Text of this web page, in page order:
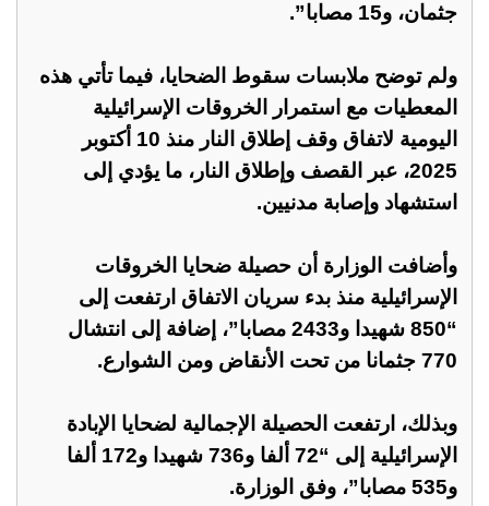
جثمان، و15 مصابا”.
ولم توضح ملابسات سقوط الضحايا، فيما تأتي هذه
المعطيات مع استمرار الخروقات الإسرائيلية
اليومية لاتفاق وقف إطلاق النار منذ 10 أكتوبر
2025، عبر القصف وإطلاق النار، ما يؤدي إلى
استشهاد وإصابة مدنيين.
وأضافت الوزارة أن حصيلة ضحايا الخروقات
الإسرائيلية منذ بدء سريان الاتفاق ارتفعت إلى
“850 شهيدا و2433 مصابا”، إضافة إلى انتشال
770 جثمانا من تحت الأنقاض ومن الشوارع.
وبذلك، ارتفعت الحصيلة الإجمالية لضحايا الإبادة
الإسرائيلية إلى “72 ألفا و736 شهيدا و172 ألفا
و535 مصابا”، وفق الوزارة.